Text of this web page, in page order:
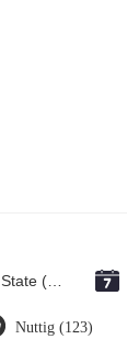
Nuttig (123)